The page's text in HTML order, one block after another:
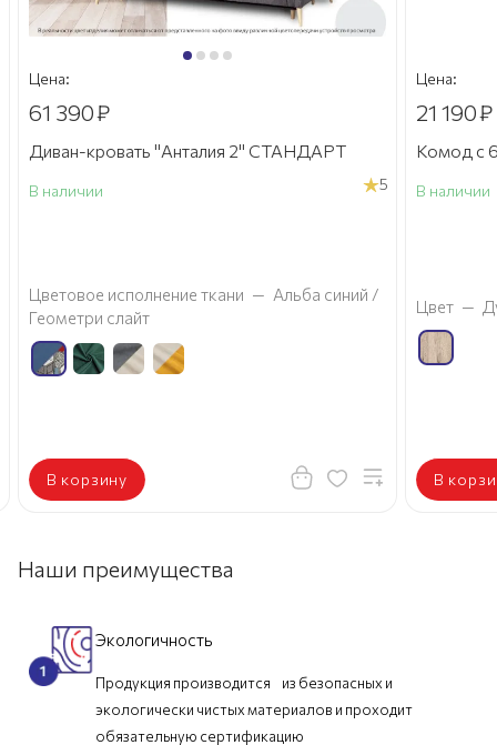
Цена:
61 390₽
Диван-кровать "Анталия 2" СТАНДАРТ
В наличии 5
Цветовое исполнение ткани — Альба синий /
Геометри слайт
В корзину
Цена:
21 190₽
Комод с
В наличии
Цвет —
В
Наши преимущества
Экологичность
Продукция производится из безопасных и
экологически чистых материалов и проходит
обязательную сертификацию